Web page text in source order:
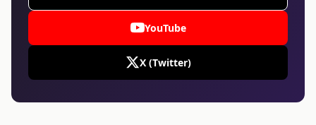
YouTube
X (Twitter)